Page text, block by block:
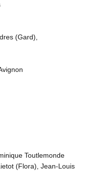
(Gard),
Toutlemonde
(Flora), Jean-Louis